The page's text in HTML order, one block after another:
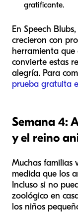
gratificante.
En Speech
crecieron con
herramienta
convierte estas
alegría. Para
prueba gratuita
Semana 4:
y el reino
Muchas familias
medida que los
Incluso si no
zoológico en
los niños